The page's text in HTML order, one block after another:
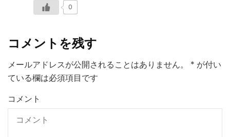
0
コメントを残す
メールアドレスが公開されることはありません。 * が付い
ている欄は必須項目です
コメント